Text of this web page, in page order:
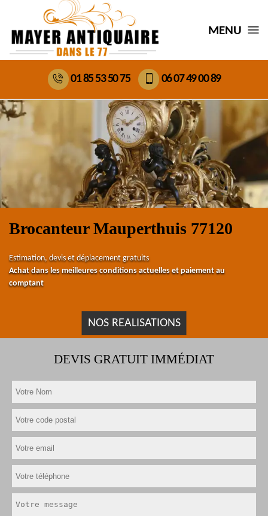
MENU
01 85 53 50 75 06 07 49 00 89
Brocanteur Mauperthuis 77120
Estimation, devis et déplacement gratuits
Achat dans les meilleures conditions actuelles et paiement au
comptant
NOS REALISATIONS
DEVIS GRATUIT IMMÉDIAT